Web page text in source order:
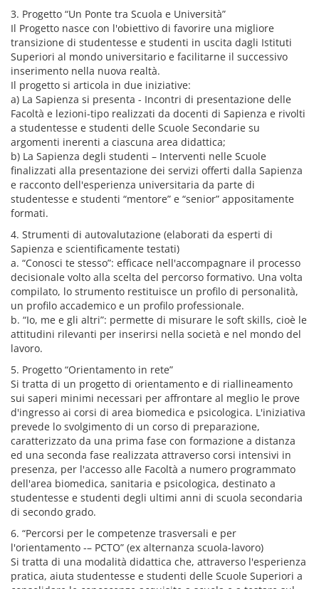
3. Progetto “Un Ponte tra Scuola e Università”
Il Progetto nasce con l'obiettivo di favorire una migliore
transizione di studentesse e studenti in uscita dagli Istituti
Superiori al mondo universitario e facilitarne il successivo
inserimento nella nuova realtà.
Il progetto si articola in due iniziative:
a) La Sapienza si presenta - Incontri di presentazione delle
Facoltà e lezioni-tipo realizzati da docenti di Sapienza e rivolti
a studentesse e studenti delle Scuole Secondarie su
argomenti inerenti a ciascuna area didattica;
b) La Sapienza degli studenti – Interventi nelle Scuole
finalizzati alla presentazione dei servizi offerti dalla Sapienza
e racconto dell'esperienza universitaria da parte di
studentesse e studenti “mentore” e “senior” appositamente
formati.
4. Strumenti di autovalutazione (elaborati da esperti di
Sapienza e scientificamente testati)
a. “Conosci te stesso”: efficace nell'accompagnare il processo
decisionale volto alla scelta del percorso formativo. Una volta
compilato, lo strumento restituisce un profilo di personalità,
un profilo accademico e un profilo professionale.
b. “Io, me e gli altri”: permette di misurare le soft skills, cioè le
attitudini rilevanti per inserirsi nella società e nel mondo del
lavoro.
5. Progetto “Orientamento in rete”
Si tratta di un progetto di orientamento e di riallineamento
sui saperi minimi necessari per affrontare al meglio le prove
d'ingresso ai corsi di area biomedica e psicologica. L'iniziativa
prevede lo svolgimento di un corso di preparazione,
caratterizzato da una prima fase con formazione a distanza
ed una seconda fase realizzata attraverso corsi intensivi in
presenza, per l'accesso alle Facoltà a numero programmato
dell'area biomedica, sanitaria e psicologica, destinato a
studentesse e studenti degli ultimi anni di scuola secondaria
di secondo grado.
6. “Percorsi per le competenze trasversali e per
l'orientamento -– PCTO” (ex alternanza scuola-lavoro)
Si tratta di una modalità didattica che, attraverso l'esperienza
pratica, aiuta studentesse e studenti delle Scuole Superiori a